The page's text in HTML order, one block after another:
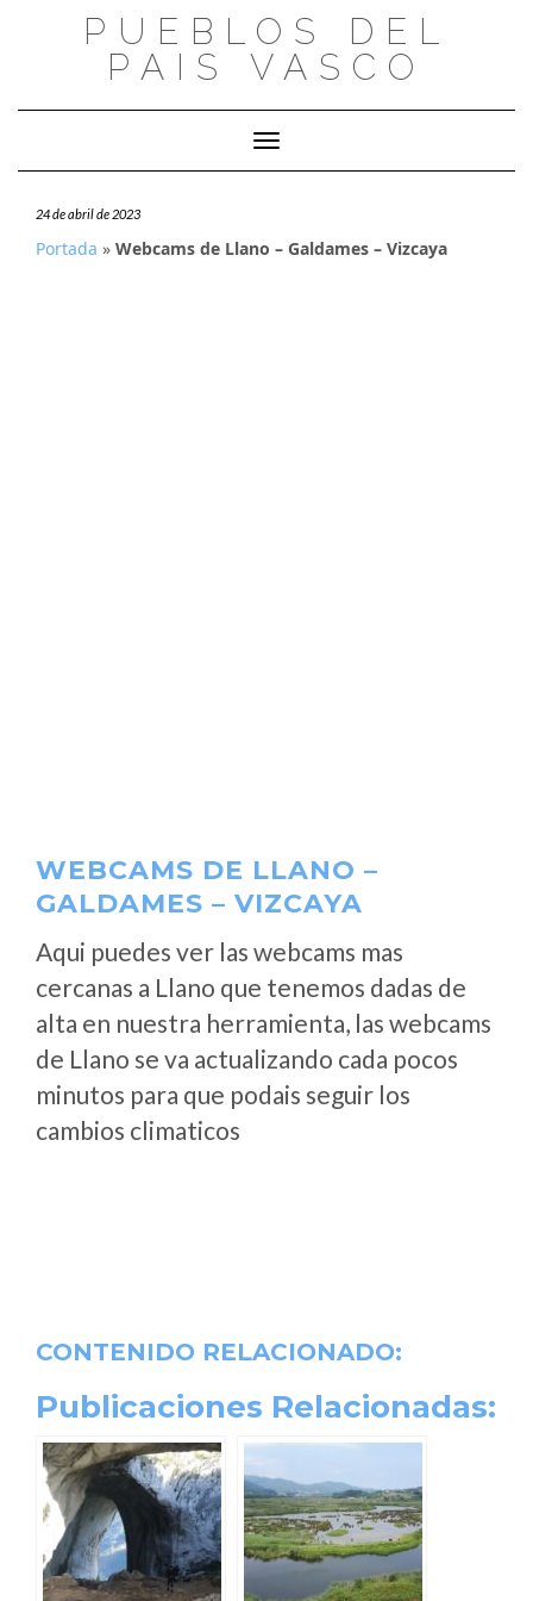
PUEBLOS DEL
PAIS VASCO
Cambiar modo de navegación
24 de abril de 2023
Portada » Webcams de Llano – Galdames – Vizcaya
WEBCAMS DE LLANO –
GALDAMES – VIZCAYA
Aqui puedes ver las webcams mas
cercanas a Llano que tenemos dadas de
alta en nuestra herramienta, las webcams
de Llano se va actualizando cada pocos
minutos para que podais seguir los
cambios climaticos
CONTENIDO RELACIONADO:
Publicaciones Relacionadas: